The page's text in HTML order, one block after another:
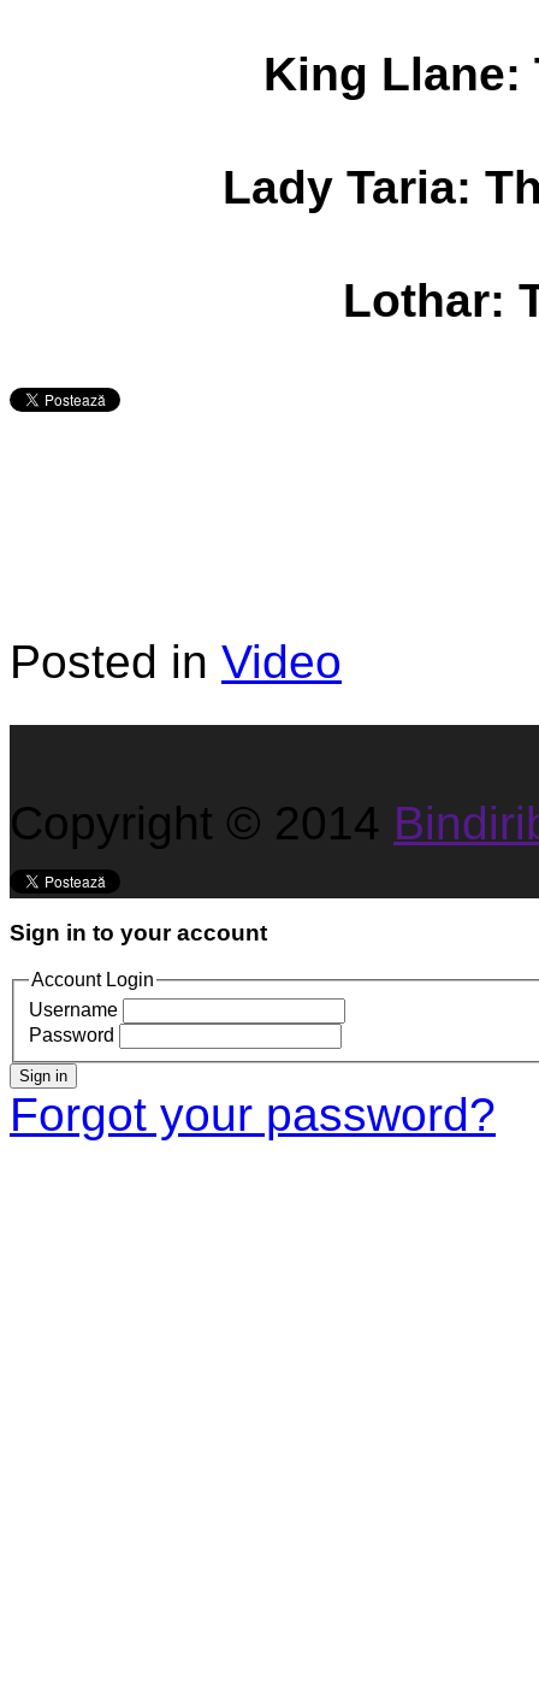
King Llane:
Lady Taria:
Lothar:
Posted in Video
Copyright © 2014
Sign in to your account
Account Login
Username
Password
Sign in
Forgot your password?